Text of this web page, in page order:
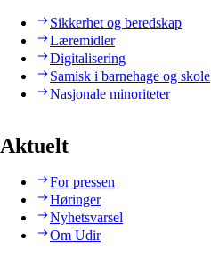
Sikkerhet og beredskap
Læremidler
Digitalisering
Samisk i barnehage og skole
Nasjonale minoriteter
Aktuelt
For pressen
Høringer
Nyhetsvarsel
Om Udir